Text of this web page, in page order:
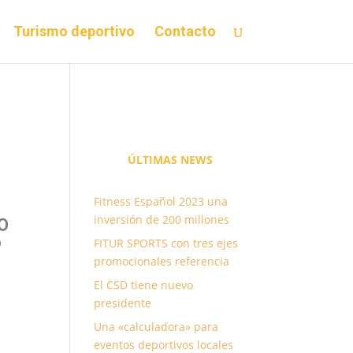
Turismo deportivo Contacto
ÚLTIMAS NEWS
Fitness Español 2023 una
inversión de 200 millones
FITUR SPORTS con tres ejes
promocionales referencia
El CSD tiene nuevo
presidente
Una «calculadora» para
eventos deportivos locales